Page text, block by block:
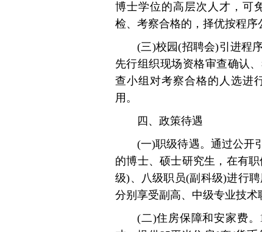
博士学位的高层次人才，可
检、考察合格的，择优按程序
(三)校园(招聘会)引进程
先行组织现场资格审查确认
查小组对考察合格的人选进
用。
四、政策待遇
(一)职级待遇。通过公开
的博士、硕士研究生，在有
级)、八级职员(副科级)进行
分别享受副高、中级专业技术
(二)住房保障和安家费